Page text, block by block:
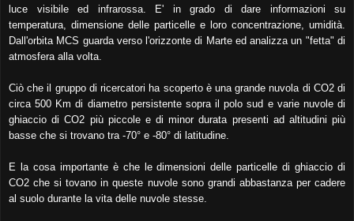
luce visibile ed infrarossa. E' in grado di dare informazioni su
temperatura, dimensione delle particelle e loro concentrazione, umidità.
Dall'orbita MCS guarda verso l'orizzonte di Marte ed analizza un "fetta" di
atmosfera alla volta.
Ciò che il gruppo di ricercatori ha scoperto è una grande nuvola di CO2 di
circa 500 Km di diametro persistente sopra il polo sud e varie nuvole di
ghiaccio di CO2 più piccole e di minor durata presenti ad altitudini più
basse che si trovano tra -70° e -80° di latitudine.
E la cosa importante è che le dimensioni delle particelle di ghiaccio di
CO2 che si tovano in queste nuvole sono grandi abbastanza per cadere
al suolo durante la vita delle nuvole stesse.